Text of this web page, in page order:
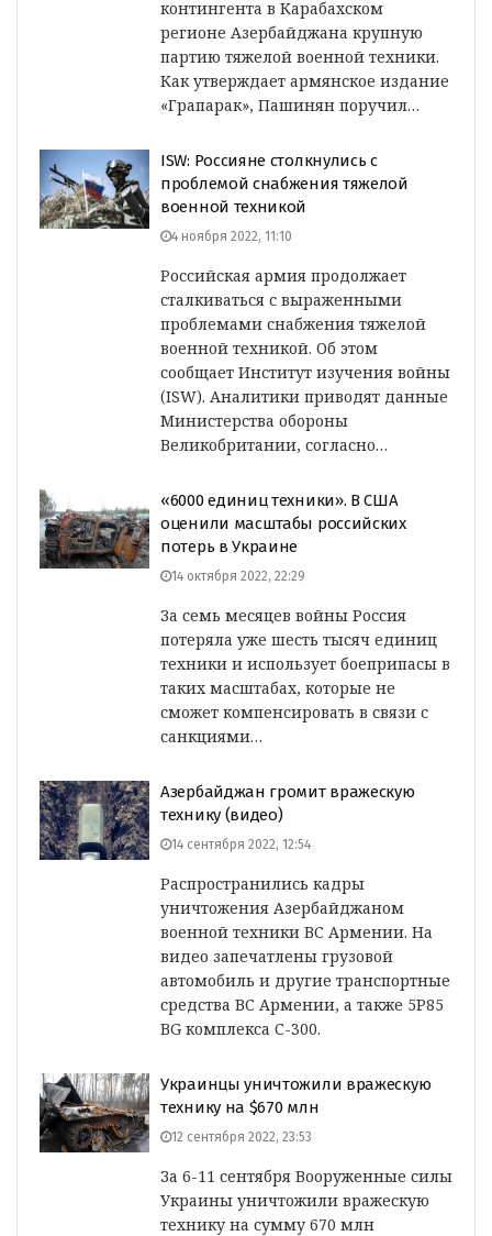
контингента в Карабахском
регионе Азербайджана крупную
партию тяжелой военной техники.
Как утверждает армянское издание
«Грапарак», Пашинян поручил…
ISW: Россияне столкнулись с
проблемой снабжения тяжелой
военной техникой
4 ноября 2022, 11:10
Российская армия продолжает
сталкиваться с выраженными
проблемами снабжения тяжелой
военной техникой. Об этом
сообщает Институт изучения войны
(ISW). Аналитики приводят данные
Министерства обороны
Великобритании, согласно…
«6000 единиц техники». В США
оценили масштабы российских
потерь в Украине
14 октября 2022, 22:29
За семь месяцев войны Россия
потеряла уже шесть тысяч единиц
техники и использует боеприпасы в
таких масштабах, которые не
сможет компенсировать в связи с
санкциями…
Азербайджан громит вражескую
технику (видео)
14 сентября 2022, 12:54
Распространились кадры
уничтожения Азербайджаном
военной техники ВС Армении. На
видео запечатлены грузовой
автомобиль и другие транспортные
средства ВС Армении, а также 5P85
BG комплекса С-300.
Украинцы уничтожили вражескую
технику на $670 млн
12 сентября 2022, 23:53
За 6-11 сентября Вооруженные силы
Украины уничтожили вражескую
технику на сумму 670 млн